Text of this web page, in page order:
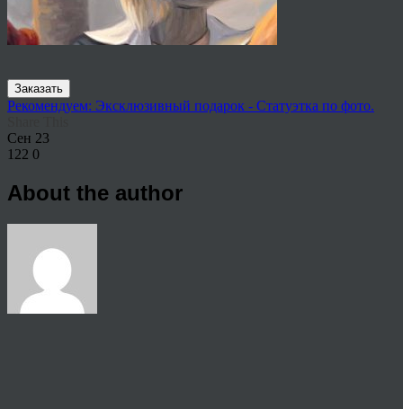
Заказать
Рекомендуем: Эксклюзивный подарок - Статуэтка по фото.
Сен 23
122 0
About the author